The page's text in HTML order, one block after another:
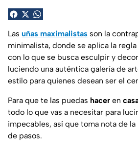
Las uñas maximalistas son la
minimalista, donde se aplica la regla
con lo que se busca esculpir y
luciendo una auténtica galería de
estilo para quienes desean ser el
Para que te las puedas hacer en
todo lo que vas a necesitar para
impecables, así que toma nota de
de pasos.